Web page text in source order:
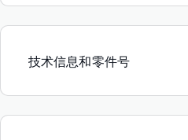
技术信息和零件号